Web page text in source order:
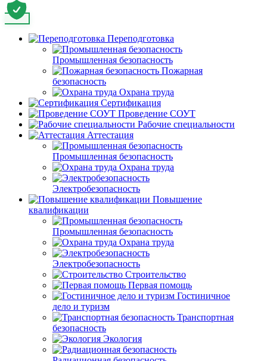
Переподготовка
Промышленная безопасность
Пожарная
безопасность
Охрана труда
Сертификация
Проведение СОУТ
Рабочие специальности
Аттестация
Промышленная безопасность
Охрана труда
Электробезопасность
Повышение
квалификации
Промышленная безопасность
Охрана труда
Электробезопасность
Строительство
Первая помощь
Гостиничное
дело и туризм
Транспортная
безопасность
Экология